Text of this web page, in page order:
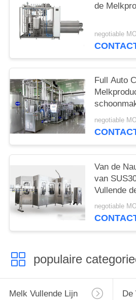
de
negotiable
Full Auto
negotiable
Van de
van
Vullende
negotiable
populaire
Melk Vullende Lijn